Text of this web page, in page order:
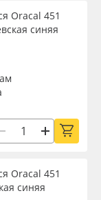
Oracal 451
синяя
Oracal 451
синяя